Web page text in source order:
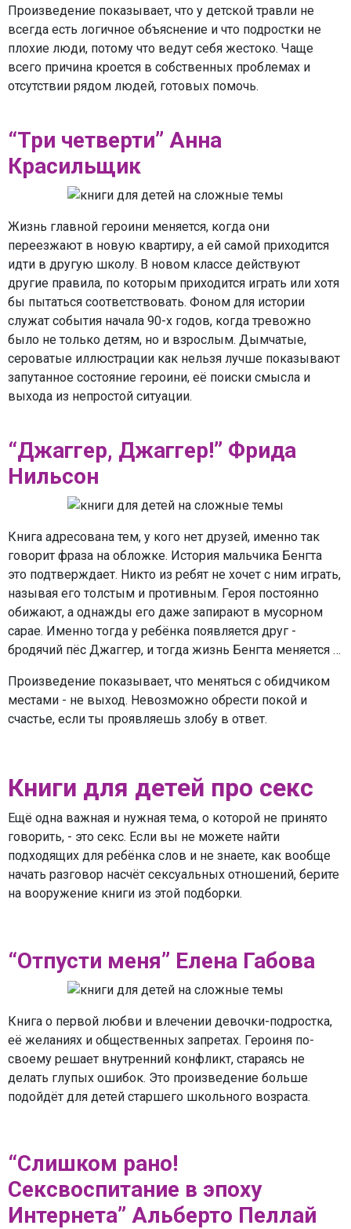
Произведение показывает, что у детской травли не
всегда есть логичное объяснение и что подростки не
плохие люди, потому что ведут себя жестоко. Чаще
всего причина кроется в собственных проблемах и
отсутствии рядом людей, готовых помочь.
“Три четверти” Анна
Красильщик
Жизнь главной героини меняется, когда они
переезжают в новую квартиру, а ей самой приходится
идти в другую школу. В новом классе действуют
другие правила, по которым приходится играть или хотя
бы пытаться соответствовать. Фоном для истории
служат события начала 90-х годов, когда тревожно
было не только детям, но и взрослым. Дымчатые,
сероватые иллюстрации как нельзя лучше показывают
запутанное состояние героини, её поиски смысла и
выхода из непростой ситуации.
“Джаггер, Джаггер!” Фрида
Нильсон
Книга адресована тем, у кого нет друзей, именно так
говорит фраза на обложке. История мальчика Бенгта
это подтверждает. Никто из ребят не хочет с ним играть,
называя его толстым и противным. Героя постоянно
обижают, а однажды его даже запирают в мусорном
сарае. Именно тогда у ребёнка появляется друг -
бродячий пёс Джаггер, и тогда жизнь Бенгта меняется …
Произведение показывает, что меняться с обидчиком
местами - не выход. Невозможно обрести покой и
счастье, если ты проявляешь злобу в ответ.
Книги для детей про секс
Ещё одна важная и нужная тема, о которой не принято
говорить, - это секс. Если вы не можете найти
подходящих для ребёнка слов и не знаете, как вообще
начать разговор насчёт сексуальных отношений, берите
на вооружение книги из этой подборки.
“Отпусти меня” Елена Габова
Книга о первой любви и влечении девочки-подростка,
её желаниях и общественных запретах. Героиня по-
своему решает внутренний конфликт, стараясь не
делать глупых ошибок. Это произведение больше
подойдёт для детей старшего школьного возраста.
“Слишком рано!
Сексвоспитание в эпоху
Интернета” Альберто Пеллай